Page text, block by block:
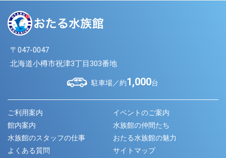
〒047-0047
北海道小樽市祝津3丁目303番地
駐車場／約1,000台
ご利用案内
イベントのご案内
館内案内
水族館の仲間たち
水族館のスタッフの仕事
おたる水族館の魅力
よくある質問
サイトマップ